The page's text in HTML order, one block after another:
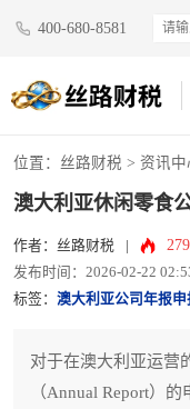
400-680-8581
位置： 丝路财税 > 资讯中
澳大利亚休闲零食
作者：丝路财税 279
发布时间：2026-02-22
标签： 澳大利亚公司年报申
对于在澳大利亚运营
（Annual Report）